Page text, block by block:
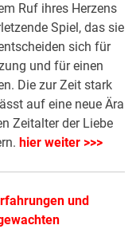
Ruf ihres Herzens
Spiel, das sie
sich für
und für einen
Die zur Zeit stark
auf eine neue Ära
Zeitalter der Liebe
hier weiter >>>
und